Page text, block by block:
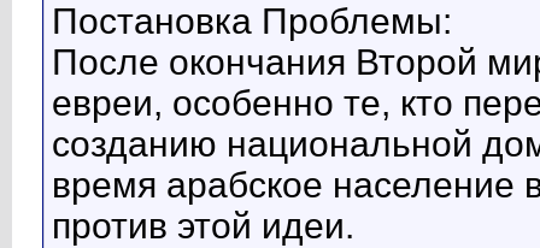
Постановка Проблемы:
После окончания Второй
евреи, особенно те, кто
созданию национальной
время арабское население
против этой идеи.